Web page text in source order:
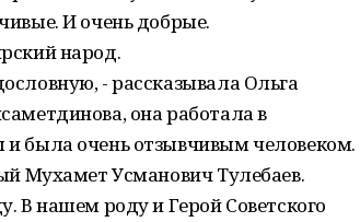
И очень добрые.
народ.
- рассказывала Ольга
она работала в
была очень отзывчивым человеком.
Мухамет Усманович Тулебаев.
В нашем роду и Герой Советского